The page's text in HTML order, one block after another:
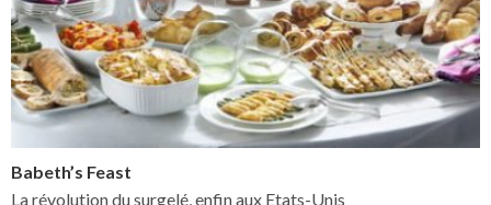
Babeth’s Feast
La révolution du surgelé, enfin aux Etats-Unis